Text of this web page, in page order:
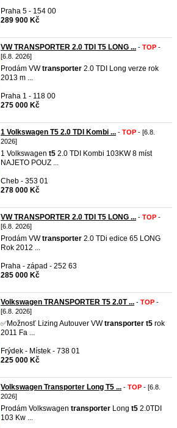
Praha 5 - 154 00
289 900 Kč
VW TRANSPORTER 2.0 TDI T5 LONG ... - TOP -
[6.8. 2026]
Prodám VWtransporter 2.0 TDI Long verze rok
2013 m ...
Praha 1 - 118 00
275 000 Kč
1 Volkswagen T5 2.0 TDI Kombi ... - TOP - [6.8.
2026]
1 Volkswagen t5 2.0 TDI Kombi 103KW 8 míst
NAJETO POUZ ...
Cheb - 353 01
278 000 Kč
VW TRANSPORTER 2.0 TDI T5 LONG ... - TOP -
[6.8. 2026]
Prodám VWtransporter 2.0 TDi edice 65 LONG
Rok 2012 ...
Praha - západ - 252 63
285 000 Kč
Volkswagen TRANSPORTER T5 2.0T ... - TOP -
[6.8. 2026]
✅Možnosť Lizing Autouver VWtransporter t5 rok
2011 Fa ...
Frýdek - Místek - 738 01
225 000 Kč
Volkswagen Transporter Long T5 ... - TOP - [6.8.
2026]
Prodám Volkswagen transporter Long t5 2.0TDI
103 Kw ...